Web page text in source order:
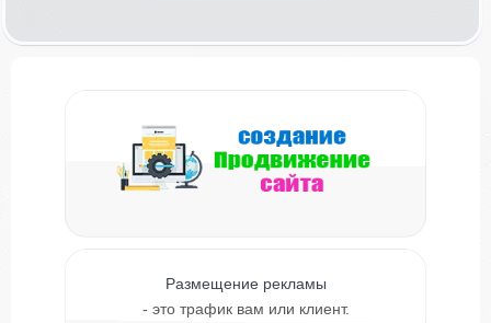
Размещение рекламы
- это трафик вам или клиент.